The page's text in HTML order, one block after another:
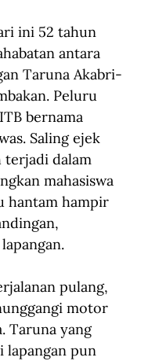
ini 52 tahun
antara
Taruna Akabri-
Peluru
bernama
Saling ejek
terjadi dalam
mahasiswa
hantam hampir
pulang,
motor
Taruna yang
lapangan pun